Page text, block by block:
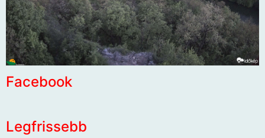
Facebook
Legfrissebb